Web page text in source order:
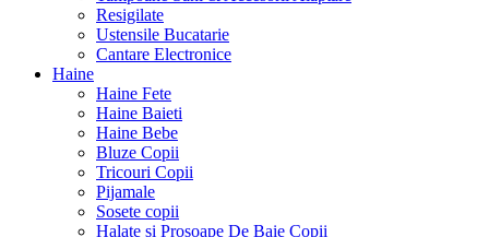
Resigilate
Ustensile Bucatarie
Cantare Electronice
Haine
Haine Fete
Haine Baieti
Haine Bebe
Bluze Copii
Tricouri Copii
Pijamale
Sosete copii
Halate si Prosoape De Baie Copii